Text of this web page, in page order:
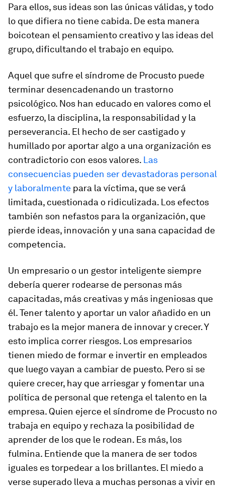
Para ellos, sus ideas son las únicas válidas, y todo
lo que difiera no tiene cabida. De esta manera
boicotean el pensamiento creativo y las ideas del
grupo, dificultando el trabajo en equipo.
Aquel que sufre el síndrome de Procusto puede
terminar desen­cadenando un trastorno
psicológico. Nos han educado en valores como el
esfuerzo, la disciplina, la responsabilidad y la
perseverancia. El hecho de ser castigado y
humillado por aportar algo a una organización es
contradictorio con esos valores. Las
consecuencias pueden ser devastadoras personal
y laboralmente para la víctima, que se verá
limitada, cuestionada o ridiculizada. Los efectos
también son nefastos para la organización, que
pierde ideas, innovación y una sana capacidad de
competencia.
Un empresario o un gestor inteligente siempre
debería querer rodearse de personas más
capacitadas, más creativas y más ingeniosas que
él. Tener talento y aportar un valor añadido en un
trabajo es la mejor manera de innovar y crecer. Y
esto implica correr riesgos. Los empresarios
tienen miedo de formar e invertir en empleados
que luego vayan a cambiar de puesto. Pero si se
quiere crecer, hay que arriesgar y fomentar una
política de personal que retenga el talento en la
empresa. Quien ejerce el síndrome de Procusto no
trabaja en equipo y rechaza la posibilidad de
aprender de los que le rodean. Es más, los
fulmina. Entiende que la manera de ser todos
iguales es torpedear a los brillantes. El miedo a
verse superado lleva a muchas personas a vivir en